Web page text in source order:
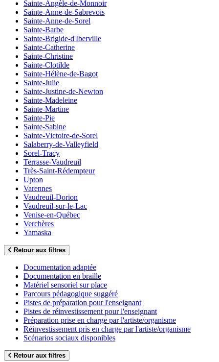
Sainte-Angèle-de-Monnoir
Sainte-Anne-de-Sabrevois
Sainte-Anne-de-Sorel
Sainte-Barbe
Sainte-Brigide-d'Iberville
Sainte-Catherine
Sainte-Christine
Sainte-Clotilde
Sainte-Hélène-de-Bagot
Sainte-Julie
Sainte-Justine-de-Newton
Sainte-Madeleine
Sainte-Martine
Sainte-Pie
Sainte-Sabine
Sainte-Victoire-de-Sorel
Salaberry-de-Valleyfield
Sorel-Tracy
Terrasse-Vaudreuil
Très-Saint-Rédempteur
Upton
Varennes
Vaudreuil-Dorion
Vaudreuil-sur-le-Lac
Venise-en-Québec
Verchères
Yamaska
Retour aux filtres
Documentation adaptée
Documentation en braille
Matériel sensoriel sur place
Parcours pédagogique suggéré
Pistes de préparation pour l'enseignant
Pistes de réinvestissement pour l'enseignant
Préparation prise en charge par l'artiste/organisme
Réinvestissement pris en charge par l'artiste/organisme
Scénarios sociaux disponibles
Retour aux filtres